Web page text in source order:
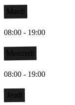
Mardi
08:00 - 19:00
Mercredi
08:00 - 19:00
Jeudi